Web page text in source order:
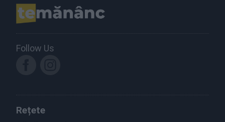
Follow Us
Rețete